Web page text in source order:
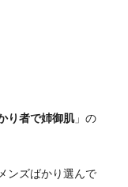
り者で姉御肌」の
ンズばかり選んで